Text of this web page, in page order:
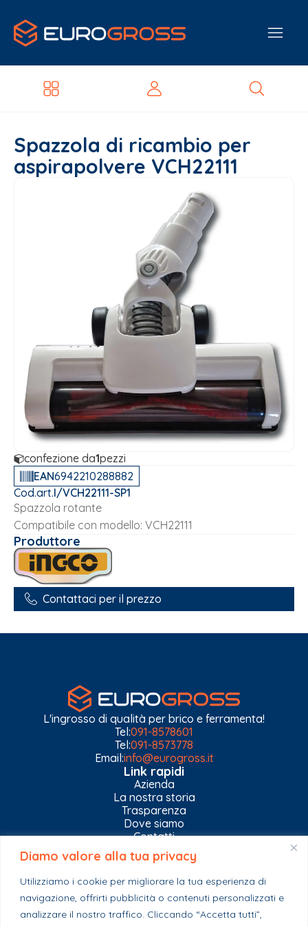
Diamo valore alla tua privacy
Utilizziamo i cookie per migliorare la tua esperienza di
navigazione, offrirti pubblicità o contenuti personalizzati e
analizzare il nostro traffico. Cliccando “Accetta tutti”,
Spazzola di ricambio per
aspirapolvere VCH22111
confezione da1pezzi
EAN6942210288882
Cod.art.I/VCH22111-SP1
Spazzola rotante
Compatibile con modello: VCH22111
Produttore
Contattaci per il prezzo
L'ingrosso di qualità per brico e ferramenta!
Tel:091-8578601
Tel:091-8573778
Email:info@eurogross.it
Link rapidi
Azienda
La nostra storia
Trasparenza
Dove siamo
Contatti
Privacy Policy
Gestisci impostazioni Cookies
Esplora il catalogo
Casa
Ferramenta & Co.